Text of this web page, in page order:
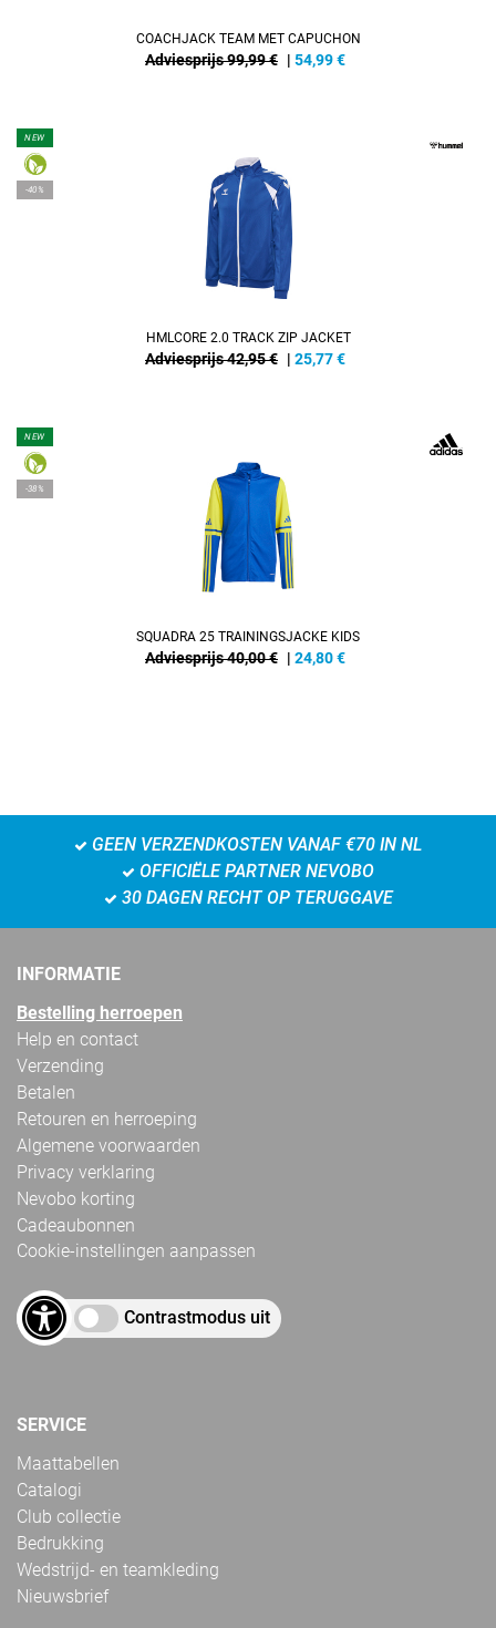
COACHJACK TEAM MET CAPUCHON
Adviesprijs 99,99 € | 54,99€
NEW
-40%
HMLCORE 2.0 TRACK ZIP JACKET
Adviesprijs 42,95 € | 25,77€
NEW
-38%
SQUADRA 25 TRAININGSJACKE KIDS
Adviesprijs 40,00 € | 24,80€
GEEN VERZENDKOSTEN VANAF €70 IN NL
OFFICIËLE PARTNER NEVOBO
30 DAGEN RECHT OP TERUGGAVE
INFORMATIE
Bestelling herroepen
Help en contact
Verzending
Betalen
Retouren en herroeping
Algemene voorwaarden
Privacy verklaring
Nevobo korting
Cadeaubonnen
Cookie-instellingen aanpassen
Contrastmodus uit
SERVICE
Maattabellen
Catalogi
Club collectie
Bedrukking
Wedstrijd- en teamkleding
Nieuwsbrief